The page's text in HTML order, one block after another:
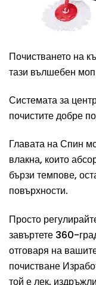
Почистването на
тази вълшебен
Системата за
почистите добре
Главата на Спин
влакна, които
бързи темпове,
повърхности.
Просто
завъртете 360-
отговаря на
почистване
той е лек,